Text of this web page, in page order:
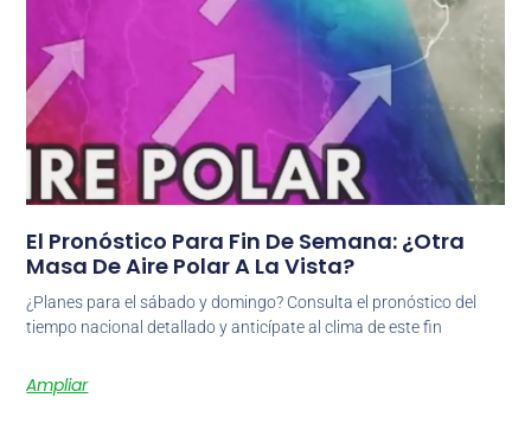
El Pronóstico Para Fin De Semana: ¿Otra
Masa De Aire Polar A La Vista?
¿Planes para el sábado y domingo? Consulta el pronóstico del
tiempo nacional detallado y anticípate al clima de este fin
Ampliar